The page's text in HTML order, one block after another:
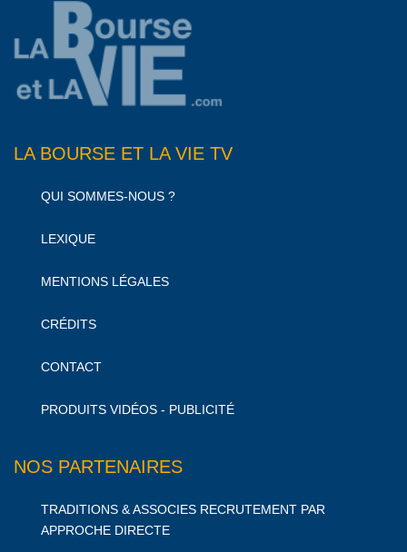
LA BOURSE ET LA VIE TV
QUI SOMMES-NOUS ?
LEXIQUE
MENTIONS LÉGALES
CRÉDITS
CONTACT
PRODUITS VIDÉOS - PUBLICITÉ
NOS PARTENAIRES
TRADITIONS & ASSOCIES RECRUTEMENT PAR
APPROCHE DIRECTE